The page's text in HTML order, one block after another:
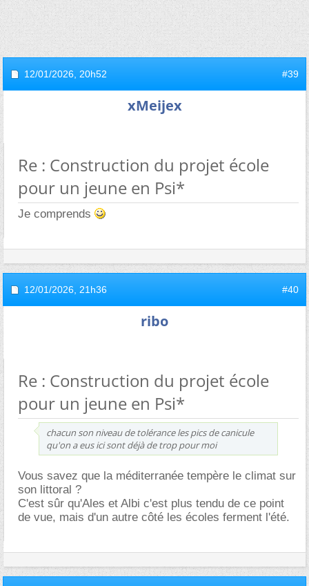
12/01/2026, 20h52 #39
xMeijex
Re : Construction du projet école
pour un jeune en Psi*
Je comprends
12/01/2026, 21h36 #40
ribo
Re : Construction du projet école
pour un jeune en Psi*
chacun son niveau de tolérance les pics de canicule
qu'on a eus ici sont déjà de trop pour moi
Vous savez que la méditerranée tempère le climat sur
son littoral ?
C'est sûr qu'Ales et Albi c'est plus tendu de ce point
de vue, mais d'un autre côté les écoles ferment l'été.